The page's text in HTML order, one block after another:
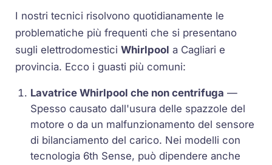
I nostri tecnici risolvono quotidianamente le
problematiche più frequenti che si presentano
sugli elettrodomesticiWhirlpool a Cagliari e
provincia. Ecco i guasti più comuni:
Lavatrice Whirlpool che non centrifuga —
Spesso causato dall'usura delle spazzole del
motore o da un malfunzionamento del sensore
di bilanciamento del carico. Nei modelli con
tecnologia 6th Sense, può dipendere anche